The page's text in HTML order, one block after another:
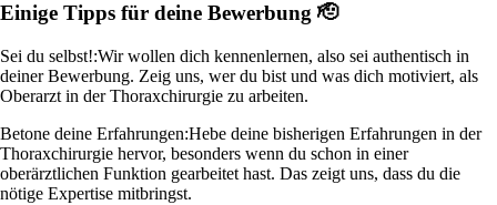
Einige Tipps für deine Bewerbung 🫡
Sei du selbst!:Wir wollen dich kennenlernen, also sei authentisch in
deiner Bewerbung. Zeig uns, wer du bist und was dich motiviert, als
Oberarzt in der Thoraxchirurgie zu arbeiten.
Betone deine Erfahrungen:Hebe deine bisherigen Erfahrungen in der
Thoraxchirurgie hervor, besonders wenn du schon in einer
oberärztlichen Funktion gearbeitet hast. Das zeigt uns, dass du die
nötige Expertise mitbringst.